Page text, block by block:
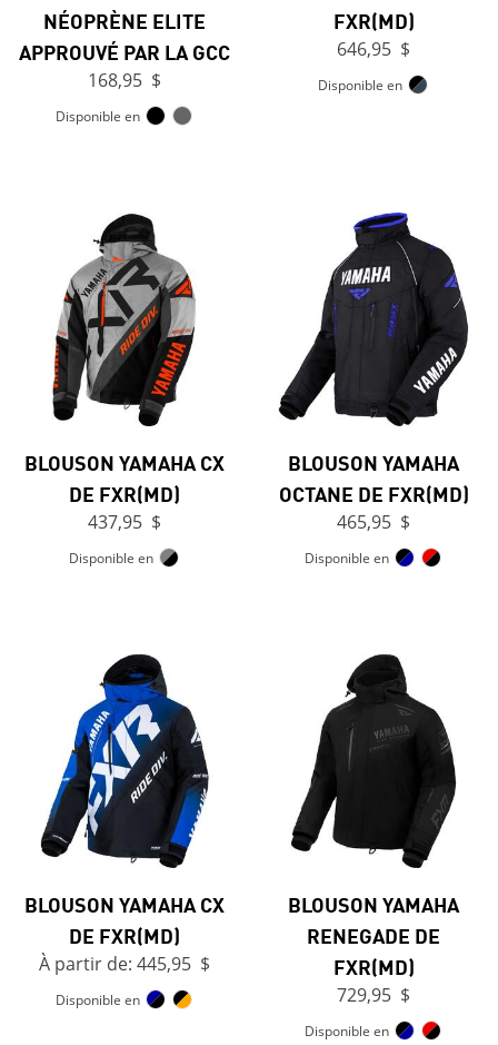
NÉOPRÈNE ELITE
APPROUVÉ PAR LA GCC
168,95 $
Disponible en
FXR(MD)
646,95 $
Disponible en
BLOUSON YAMAHA CX
DE FXR(MD)
437,95 $
Disponible en
BLOUSON YAMAHA
OCTANE DE FXR(MD)
465,95 $
Disponible en
BLOUSON YAMAHA CX
DE FXR(MD)
À partir de: 445,95 $
Disponible en
BLOUSON YAMAHA
RENEGADE DE
FXR(MD)
729,95 $
Disponible en